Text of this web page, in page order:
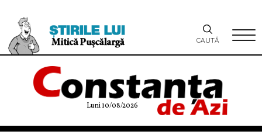
Luni 10/08/2026
CAUTĂ